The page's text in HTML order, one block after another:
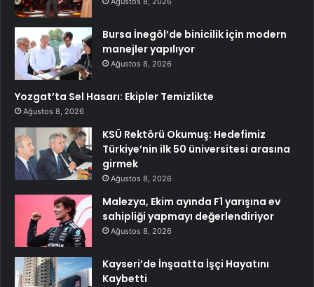
Bursa İnegöl’de binicilik için modern
manejler yapılıyor
Ağustos 8, 2026
Yozgat’ta Sel Hasarı: Ekipler Temizlikte
Ağustos 8, 2026
KSÜ Rektörü Okumuş: Hedefimiz
Türkiye’nin ilk 50 üniversitesi arasına
girmek
Ağustos 8, 2026
Malezya, Ekim ayında F1 yarışına ev
sahipliği yapmayı değerlendiriyor
Ağustos 8, 2026
Kayseri’de İnşaatta İşçi Hayatını
Kaybetti